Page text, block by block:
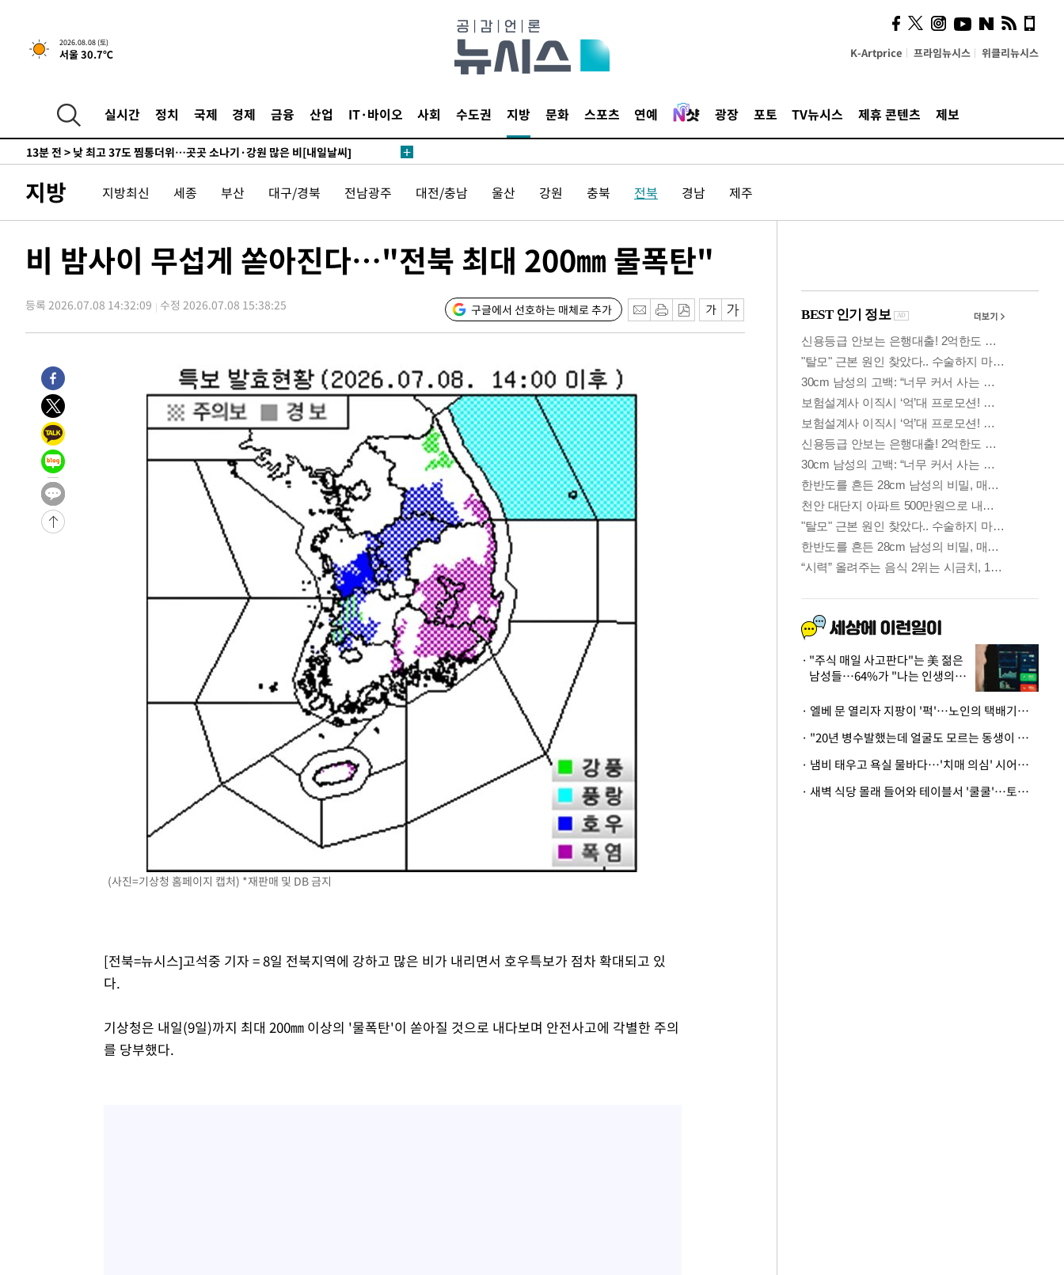
2026.08.08 (토)
서울 30.7℃ K-Artprice 프라임뉴시스 위클리뉴시스
실시간 정치 국제 경제 금융 산업 IT·바이오 사회 수도권 지방 문화 스포츠 연예 광장 포토 TV뉴시스 제휴 콘텐츠 제보
↓-10665초 전 >[속보]이 대통령 "부동산 공급 기존 사고방식 매달리지 말고 과감히
실천"
-9750초 전 >이란, "오만과 '중앙 단일 루트' 합의…북쪽 인바운드·남쪽 아웃바운
-1282초 전 >
[속보]이 대통령, '호우피해' 안동·의성 관할 4개 면 특별재난지역 선
-1245초 전 >
갈 수도
13분 전 > 낮 최고 37도 찜통더위…곳곳 소나기·강원 많은 비[내일날씨]
1시간 전 >
여자배구 이재영·이다영 자매, 아제르바이잔 투란VC 입단
1시간 전 >외국인 심판 성 접대 7경기 들여다보니…한국 축구 '5승 2무'
1시간 전 >[속보]코스피, 6200선 약보합…0.60% 내린 6258.77에 마쳐
1시간 전 >[속보] 노원서 40.1도 관측…서울, 2018년 이후 첫 40도
2시간 전 >[속보]종합특검, '계엄 수용공간 확보' 신용해 前교정본부장 기소
3시간 전 >
11시간 압수수색에 성접대 파문까지…'쑥대밭' 된 축구협회
3시간 전 >
[속보]규제합리화위원회 부위원장에 김태유 서울대 공대 교수…이병태
후임
-18235초 전 >
이강인, 폭염 속 AT마드리드 첫 훈련…80명 식사 대접까지(종합)
-15374초 전 >
미 사업체 일자리, 7월에 2.3만개 순감하고 그 전 2개월 10.3만개
하향수정 (2보)
-14822초 전 >
[속보] 미 사업체, 일자리 7월에 2.3만 개 줄어…실업률은 4.1%로
-10685초 전 >
[속보]이 대통령 "부동산 공급 기존 사고방식 매달리지 말고 과감히
실천"
-9770초 전 >
이란, "오만과 '중앙 단일 루트' 합의…북쪽 인바운드·남쪽 아웃바운
드는 임시"
-1338초 전 >
"낮 기온 소폭 하락"…수도권 폭염중대경보, 폭염경보로 하향
[속보]이 대통령, '호우피해' 안동·의성 관할 4개 면 특별재난지역 선
[단독]중수청 지원 검사들, 정원 초과 시 낮은 계급 임용…희망지 못
낮 최고 37도 찜통더위…곳곳 소나기·강원 많은 비[내일날씨]
SK하이닉스, 용인·청주 팹에 54조 투자…"AI 메모리 수요 선제 대응"
여자배구 이재영·이다영 자매, 아제르바이잔 투란VC 입단
외국인 심판 성 접대 7경기 들여다보니…한국 축구 '5승 2무'
[속보]코스닥, 2.86포인트(0.36%) 내린 798.81마감
[속보]코스피, 6200선 약보합…0.60% 내린 6258.77에 마쳐
[속보]원·달러 환율, 7.7원 내린 1416.1원 마감
[속보] 노원서 40.1도 관측…서울, 2018년 이후 첫 40도
[속보]종합특검, '계엄 수용공간 확보' 신용해 前교정본부장 기소
외신들도 주목한 韓축구 파문…"국민적 공분에 수사 재개"
11시간 압수수색에 성접대 파문까지…'쑥대밭' 된 축구협회
[속보]규제합리화위원회 부위원장에 김태유 서울대 공대 교수…이병태
지방 지방최신 세종 부산 대구/경북 전남광주 대전/충남 울산 강원 충북 전북 경남 제주
비 밤사이 무섭게 쏟아진다…"전북 최대 200㎜ 물폭탄"
등록 2026.07.08 14:32:09 수정 2026.07.08 15:38:25 구글에서 선호하는 매체로 추가
(사진=기상청 홈페이지 캡처) *재판매 및 DB 금지
[전북=뉴시스]고석중 기자 = 8일 전북지역에 강하고 많은 비가 내리면서 호우특보가 점차 확대되고 있
다.
기상청은 내일(9일)까지 최대 200㎜ 이상의 '물폭탄'이 쏟아질 것으로 내다보며 안전사고에 각별한 주의
를 당부했다.
시, 스마트폰 액세서리에
NFC 더했다
"주식 매일 사고판다"는 美 젊은
남성들…64%가 "나는 인생의
· 엘베 문 열리자 지팡이 '퍽'…노인의 택배기사 폭행 이유
· "20년 병수발했는데 얼굴도 모르는 동생이 유산 절반을"…배다른 형제 상속권 있을까
· 냄비 태우고 욕실 물바다…'치매 의심' 시어머니 검사 권유했다가 '날벼락'
· 새벽 식당 몰래 들어와 테이블서 '쿨쿨'…토사물 남기고 사라진 남성